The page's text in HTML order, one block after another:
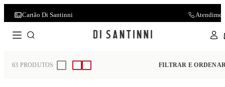
Cartão Di Santinni
63 PRODUTOS FILTRAR E